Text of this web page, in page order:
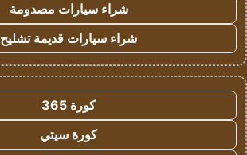
شراء سيارات مصدومة
شراء سيارات قديمة تشليح
كورة 365
كورة سيتي